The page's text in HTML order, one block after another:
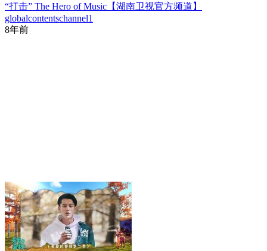
“打击” The Hero of Music【湖南卫视官方频道】
globalcontentschannel1
8年前